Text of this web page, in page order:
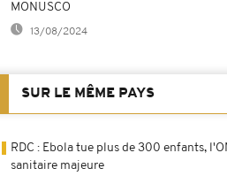
MONUSCO
13/08/2024
SUR LE MÊME PAYS
RDC : Ebola tue plus de 300 enfants,
sanitaire majeure